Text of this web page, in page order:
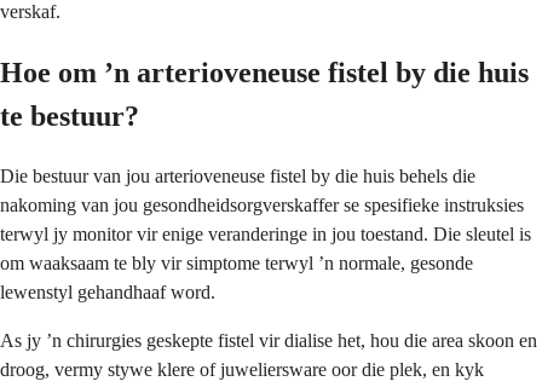
verskaf.
Hoe om ’n arterioveneuse fistel by die huis
te bestuur?
Die bestuur van jou arterioveneuse fistel by die huis behels die
nakoming van jou gesondheidsorgverskaffer se spesifieke instruksies
terwyl jy monitor vir enige veranderinge in jou toestand. Die sleutel is
om waaksaam te bly vir simptome terwyl ’n normale, gesonde
lewenstyl gehandhaaf word.
As jy ’n chirurgies geskepte fistel vir dialise het, hou die area skoon en
droog, vermy stywe klere of juweliersware oor die plek, en kyk